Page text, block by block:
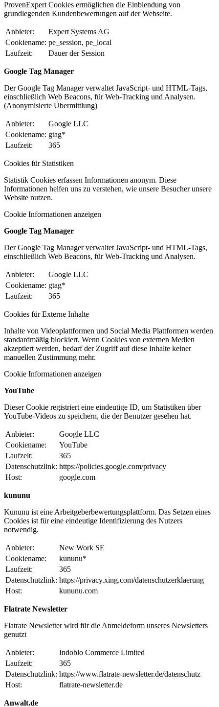
ProvenExpert Cookies ermöglichen die Einblendung von
grundlegenden Kundenbewertungen auf der Webseite.
Anbieter:
Expert Systems AG
Cookiename: pe_session, pe_local
Laufzeit:
Dauer der Session
Google Tag Manager
Der Google Tag Manager verwaltet JavaScript- und HTML-Tags,
einschließlich Web Beacons, für Web-Tracking und Analysen.
(Anonymisierte Übermittlung)
Anbieter:
Google LLC
Cookiename: gtag*
Laufzeit:
365
Cookies für Statistiken
Statistik Cookies erfassen Informationen anonym. Diese
Informationen helfen uns zu verstehen, wie unsere Besucher unsere
Website nutzen.
Cookie Informationen anzeigen
Google Tag Manager
Der Google Tag Manager verwaltet JavaScript- und HTML-Tags,
einschließlich Web Beacons, für Web-Tracking und Analysen.
Anbieter:
Google LLC
Cookiename: gtag*
Laufzeit:
365
Cookies für Externe Inhalte
Inhalte von Videoplattformen und Social Media Plattformen werden
standardmäßig blockiert. Wenn Cookies von externen Medien
akzeptiert werden, bedarf der Zugriff auf diese Inhalte keiner
manuellen Zustimmung mehr.
Cookie Informationen anzeigen
YouTube
Dieser Cookie registriert eine eindeutige ID, um Statistiken über
YouTube-Videos zu speichern, die der Benutzer gesehen hat.
Anbieter:
Google LLC
Cookiename:
YouTube
Laufzeit:
365
Datenschutzlink: https://policies.google.com/privacy
Host:
google.com
kununu
Kununu ist eine Arbeitgeberbewertungsplattform. Das Setzen eines
Cookies ist für eine eindeutige Identifizierung des Nutzers
notwendig.
Anbieter:
New Work SE
Cookiename:
kununu*
Laufzeit:
365
Datenschutzlink: https://privacy.xing.com/datenschutzerklaerung
Host:
kununu.com
Flatrate Newsletter
Flatrate Newsletter wird für die Anmeldeform unseres Newsletters
genutzt
Anbieter:
Indoblo Commerce Limited
Laufzeit:
365
Datenschutzlink: https://www.flatrate-newsletter.de/datenschutz
Host:
flatrate-newsletter.de
Anwalt.de